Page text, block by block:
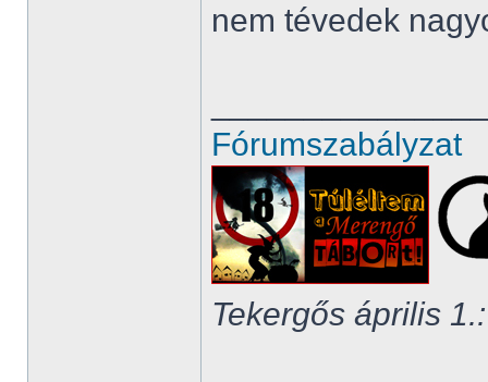
nem tévedek
Fórumszabályzat
Tekergős április 1.: